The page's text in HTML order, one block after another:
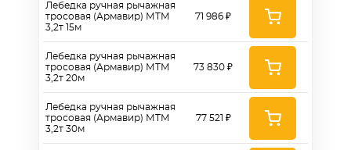
Лебедка ручная рычажная
тросовая (Армавир) МТМ
3,2т 15м
Лебедка ручная рычажная
тросовая (Армавир) МТМ
3,2т 20м
Лебедка ручная рычажная
тросовая (Армавир) МТМ
3,2т 30м
71 986 ₽
73 830 ₽
77 521 ₽